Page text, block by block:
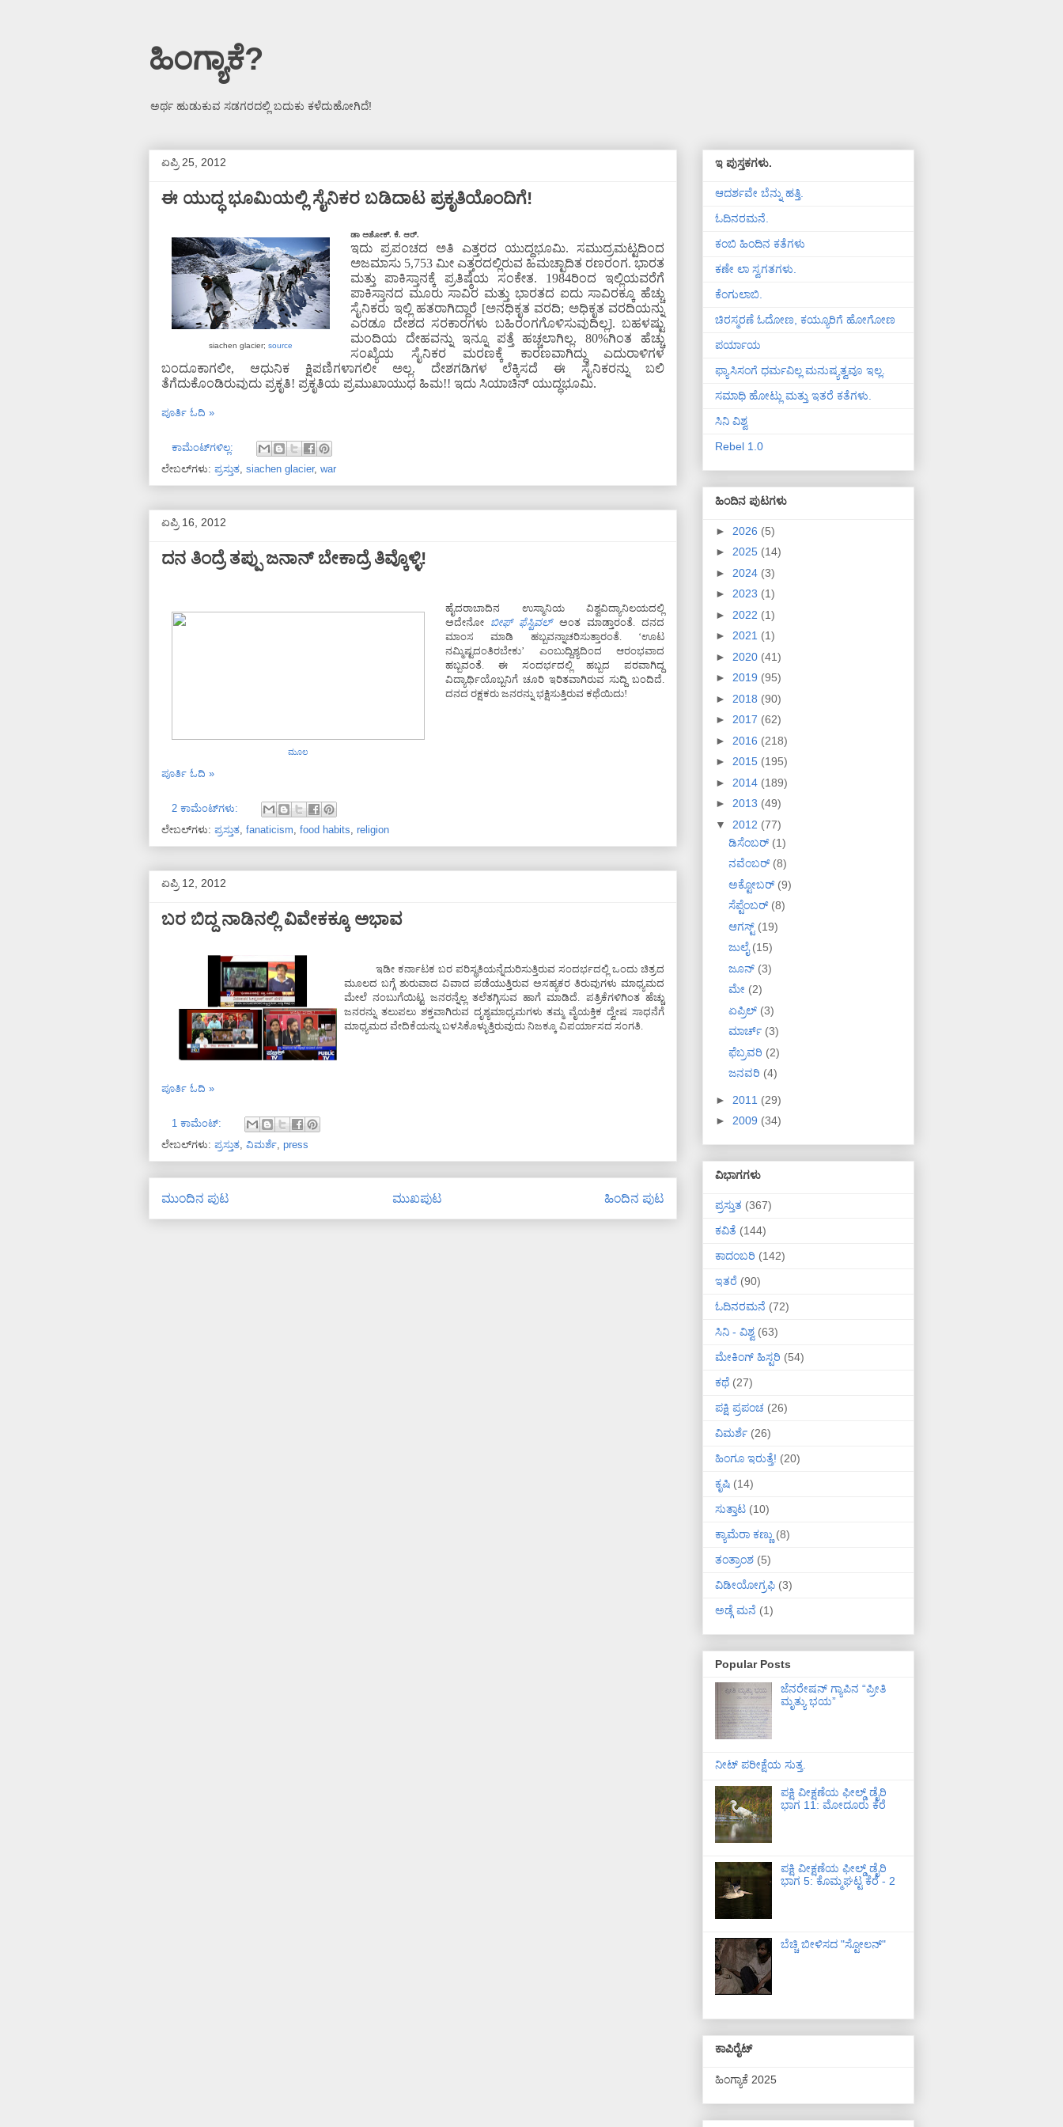
ಹಿಂಗ್ಯಾಕೆ?
ಅರ್ಥ ಹುಡುಕುವ ಸಡಗರದಲ್ಲಿ ಬದುಕು ಕಳೆದುಹೋಗಿದೆ!
ಏಪ್ರಿ 25, 2012
ಈ ಯುದ್ಧ ಭೂಮಿಯಲ್ಲಿ ಸೈನಿಕರ ಬಡಿದಾಟ ಪ್ರಕೃತಿಯೊಂದಿಗೆ!
siachen glacier; source
ಡಾ ಅಶೋಕ್. ಕೆ. ಆರ್.
ಇದು ಪ್ರಪಂಚದ ಅತಿ ಎತ್ತರದ ಯುದ್ಧಭೂಮಿ. ಸಮುದ್ರಮಟ್ಟದಿಂದ
ಅಜಮಾಸು 5,753 ಮೀ ಎತ್ತರದಲ್ಲಿರುವ ಹಿಮಚ್ಛಾದಿತ ರಣರಂಗ. ಭಾರತ
ಮತ್ತು ಪಾಕಿಸ್ತಾನಕ್ಕೆ ಪ್ರತಿಷ್ಠೆಯ ಸಂಕೇತ. 1984ರಿಂದ ಇಲ್ಲಿಯವರೆಗೆ
ಪಾಕಿಸ್ತಾನದ ಮೂರು ಸಾವಿರ ಮತ್ತು ಭಾರತದ ಐದು ಸಾವಿರಕ್ಕೂ ಹೆಚ್ಚು
ಸೈನಿಕರು ಇಲ್ಲಿ ಹತರಾಗಿದ್ದಾರೆ [ಅನಧಿಕೃತ ವರದಿ; ಅಧಿಕೃತ ವರದಿಯನ್ನು
ಎರಡೂ ದೇಶದ ಸರಕಾರಗಳು ಬಹಿರಂಗಗೊಳಿಸುವುದಿಲ್ಲ]. ಬಹಳಷ್ಟು
ಮಂದಿಯ ದೇಹವನ್ನು ಇನ್ನೂ ಪತ್ತೆ ಹಚ್ಚಲಾಗಿಲ್ಲ. 80%ಗಿಂತ ಹೆಚ್ಚು
ಸಂಖ್ಯೆಯ ಸೈನಿಕರ ಮರಣಕ್ಕೆ ಕಾರಣವಾಗಿದ್ದು ಎದುರಾಳಿಗಳ
ಬಂದೂಕಾಗಲೀ, ಆಧುನಿಕ ಕ್ಷಿಪಣಿಗಳಾಗಲೀ ಅಲ್ಲ. ದೇಶಗಡಿಗಳ ಲೆಕ್ಕಿಸದೆ ಈ ಸೈನಿಕರನ್ನು ಬಲಿ
ತೆಗೆದುಕೊಂಡಿರುವುದು ಪ್ರಕೃತಿ! ಪ್ರಕೃತಿಯ ಪ್ರಮುಖಾಯುಧ ಹಿಮ!! ಇದು ಸಿಯಾಚಿನ್ ಯುದ್ಧಭೂಮಿ.
ಪೂರ್ತಿ ಓದಿ »
ಕಾಮೆಂಟ್‌ಗಳಿಲ್ಲ:
ಲೇಬಲ್‌ಗಳು: ಪ್ರಸ್ತುತ, siachen glacier, war
ಏಪ್ರಿ 16, 2012
ದನ ತಿಂದ್ರೆ ತಪ್ಪು ಜನಾನ್ ಬೇಕಾದ್ರೆ ತಿವ್ಕೊಳ್ಳಿ!
ಮೂಲ
ಹೈದರಾಬಾದಿನ ಉಸ್ಮಾನಿಯ ವಿಶ್ವವಿದ್ಯಾನಿಲಯದಲ್ಲಿ
ಅದೇನೋ ಬೀಫ್ ಫೆಸ್ಟಿವಲ್ಅಂತ ಮಾಡ್ತಾರಂತೆ. ದನದ
ಮಾಂಸ ಮಾಡಿ ಹಬ್ಬವನ್ನಾಚರಿಸುತ್ತಾರಂತೆ. ‘ಊಟ
ನಮ್ಮಿಷ್ಟದಂತಿರಬೇಕು’ ಎಂಬುದ್ದಿಶ್ಯದಿಂದ ಆರಂಭವಾದ
ಹಬ್ಬವಂತೆ. ಈ ಸಂದರ್ಭದಲ್ಲಿ ಹಬ್ಬದ ಪರವಾಗಿದ್ದ
ವಿದ್ಯಾರ್ಥಿಯೊಬ್ಬನಿಗೆ ಚೂರಿ ಇರಿತವಾಗಿರುವ ಸುದ್ದಿ ಬಂದಿದೆ.
ದನದ ರಕ್ಷಕರು ಜನರನ್ನು ಭಕ್ಷಿಸುತ್ತಿರುವ ಕಥೆಯಿದು!
ಪೂರ್ತಿ ಓದಿ »
2 ಕಾಮೆಂಟ್‌ಗಳು:
ಲೇಬಲ್‌ಗಳು: ಪ್ರಸ್ತುತ fanaticism food habits religion
ಏಪ್ರಿ 12, 2012
ಬರ ಬಿದ್ದ ನಾಡಿನಲ್ಲಿ ವಿವೇಕಕ್ಕೂ ಅಭಾವ
ಇಡೀ ಕರ್ನಾಟಕ ಬರ ಪರಿಸ್ಥತಿಯನ್ನೆದುರಿಸುತ್ತಿರುವ ಸಂದರ್ಭದಲ್ಲಿ ಒಂದು ಚಿತ್ರದ
ಮೂಲದ ಬಗ್ಗೆ ಶುರುವಾದ ವಿವಾದ ಪಡೆಯುತ್ತಿರುವ ಅಸಹ್ಯಕರ ತಿರುವುಗಳು ಮಾಧ್ಯಮದ
ಮೇಲೆ ನಂಬುಗೆಯಿಟ್ಟ ಜನರನ್ನೆಲ್ಲ ತಲೆತಗ್ಗಿಸುವ ಹಾಗೆ ಮಾಡಿದೆ. ಪತ್ರಿಕೆಗಳಿಗಿಂತ ಹೆಚ್ಚು
ಜನರನ್ನು ತಲುಪಲು ಶಕ್ತವಾಗಿರುವ ದೃಶ್ಯಮಾಧ್ಯಮಗಳು ತಮ್ಮ ವೈಯಕ್ತಿಕ ದ್ವೇಷ ಸಾಧನೆಗೆ
ಮಾಧ್ಯಮದ ವೇದಿಕೆಯನ್ನು ಬಳಸಿಕೊಳ್ಳುತ್ತಿರುವುದು ನಿಜಕ್ಕೂ ವಿಪರ್ಯಾಸದ ಸಂಗತಿ.
ಪೂರ್ತಿ ಓದಿ »
1 ಕಾಮೆಂಟ್‌:
ಲೇಬಲ್‌ಗಳು: ಪ್ರಸ್ತುತ ವಿಮರ್ಶೆ press
ಮುಂದಿನ ಪುಟ ಹಿಂದಿನ ಪುಟ
ಮುಖಪುಟ
ಇ ಪುಸ್ತಕಗಳು.
ಆದರ್ಶವೇ ಬೆನ್ನು ಹತ್ತಿ.
ಓದಿನರಮನೆ.
ಕಂಬಿ ಹಿಂದಿನ ಕತೆಗಳು
ಕಣೇ ಲಾ ಸ್ವಗತಗಳು.
ಕೆಂಗುಲಾಬಿ.
ಚಿರಸ್ಮರಣೆ ಓದೋಣ, ಕಯ್ಯೂರಿಗೆ ಹೋಗೋಣ
ಪರ್ಯಾಯ
ಫ್ಯಾಸಿಸಂಗೆ ಧರ್ಮವಿಲ್ಲ ಮನುಷ್ಯತ್ವವೂ ಇಲ್ಲ.
ಸಮಾಧಿ ಹೋಟ್ಲು ಮತ್ತು ಇತರೆ ಕತೆಗಳು.
ಸಿನಿ ವಿಶ್ವ
Rebel 1.0
ಹಿಂದಿನ ಪುಟಗಳು
► 2026 (5)
► 2025 (14)
► 2024 (3)
► 2023 (1)
► 2022 (1)
► 2021 (1)
► 2020 (41)
► 2019 (95)
► 2018 (90)
► 2017 (62)
► 2016 (218)
► 2015 (195)
► 2014 (189)
► 2013 (49)
▼ 2012 (77)
ಡಿಸೆಂಬರ್ (1)
ನವೆಂಬರ್ (8)
ಅಕ್ಟೋಬರ್ (9)
ಸೆಪ್ಟೆಂಬರ್ (8)
ಆಗಸ್ಟ್ (19)
ಜುಲೈ(15)
ಜೂನ್ (3)
ಮೇ (2)
ಏಪ್ರಿಲ್ (3)
ಮಾರ್ಚ್ (3)
ಫೆಬ್ರವರಿ (2)
ಜನವರಿ (4)
► 2011 (29)
► 2009 (34)
ವಿಭಾಗಗಳು
ಪ್ರಸ್ತುತ (367)
ಕವಿತೆ (144)
ಕಾದಂಬರಿ (142)
ಇತರೆ (90)
ಓದಿನರಮನೆ (72)
ಸಿನಿ - ವಿಶ್ವ (63)
ಮೇಕಿಂಗ್ ಹಿಸ್ಟರಿ (54)
ಕಥೆ (27)
ಪಕ್ಷಿ ಪ್ರಪಂಚ (26)
ವಿಮರ್ಶೆ (26)
ಹಿಂಗೂ ಇರುತ್ತೆ! (20)
ಕೃಷಿ (14)
ಸುತ್ತಾಟ (10)
ಕ್ಯಾಮೆರಾ ಕಣ್ಣು (8)
ತಂತ್ರಾಂಶ (5)
ವಿಡೀಯೋಗ್ರಫಿ (3)
ಅಡ್ಗೆ ಮನೆ (1)
Popular Posts
ಜೆನರೇಷನ್ ಗ್ಯಾಪಿನ “ಪ್ರೀತಿ
ಮೃತ್ಯು ಭಯ”
ನೀಟ್ ಪರೀಕ್ಷೆಯ ಸುತ್ತ.
ಪಕ್ಷಿ ವೀಕ್ಷಣೆಯ ಫೀಲ್ಡ್‌ ಡೈರಿ
ಭಾಗ 11: ಮೋದೂರು ಕೆರೆ
ಪಕ್ಷಿ ವೀಕ್ಷಣೆಯ ಫೀಲ್ಡ್‌ ಡೈರಿ
ಭಾಗ 5: ಕೊಮ್ಮಘಟ್ಟ ಕೆರೆ - 2
ಬೆಚ್ಚಿ ಬೀಳಿಸದ "ಸ್ಟೋಲನ್"
ಕಾಪಿರೈಟ್
ಹಿಂಗ್ಯಾಕೆ 2025